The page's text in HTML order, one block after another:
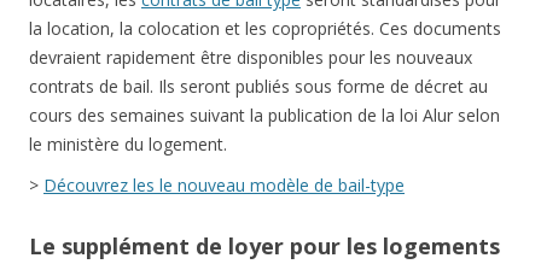
la location, la colocation et les copropriétés. Ces documents
devraient rapidement être disponibles pour les nouveaux
contrats de bail. Ils seront publiés sous forme de décret au
cours des semaines suivant la publication de la loi Alur selon
le ministère du logement.
> Découvrez les le nouveau modèle de bail-type
Le supplément de loyer pour les logements